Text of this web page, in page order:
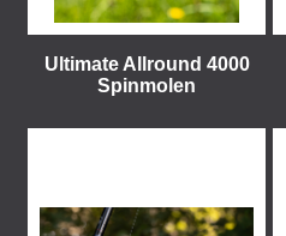
Ultimate Allround 4000
Spinmolen